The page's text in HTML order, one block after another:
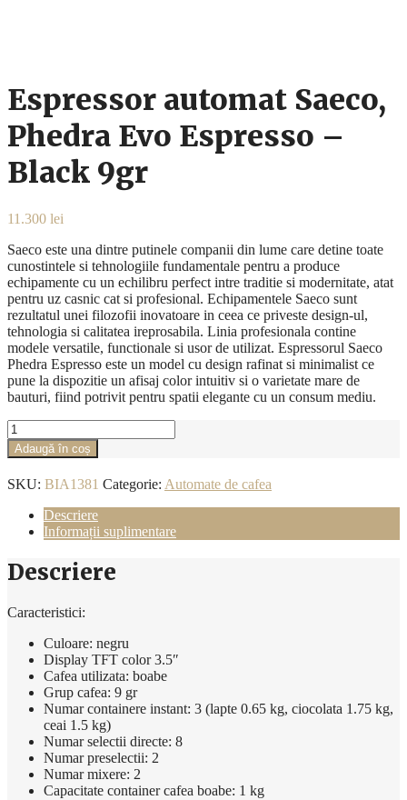
Espressor automat Saeco,
Phedra Evo Espresso –
Black 9gr
11.300 lei
Saeco este una dintre putinele companii din lume care detine toate
cunostintele si tehnologiile fundamentale pentru a produce
echipamente cu un echilibru perfect intre traditie si modernitate, atat
pentru uz casnic cat si profesional. Echipamentele Saeco sunt
rezultatul unei filozofii inovatoare in ceea ce priveste design-ul,
tehnologia si calitatea ireprosabila. Linia profesionala contine
modele versatile, functionale si usor de utilizat. Espressorul Saeco
Phedra Espresso este un model cu design rafinat si minimalist ce
pune la dispozitie un afisaj color intuitiv si o varietate mare de
bauturi, fiind potrivit pentru spatii elegante cu un consum mediu.
Cantitate
Espressor
automat
Saeco,
Phedra
Espresso
9gr
Adaugă în coș
SKU: BIA1381 Categorie: Automate de cafea
Descriere
Informații suplimentare
Descriere
Caracteristici:
Culoare: negru
Display TFT color 3.5″
Cafea utilizata: boabe
Grup cafea: 9 gr
Numar containere instant: 3 (lapte 0.65 kg, ciocolata 1.75 kg,
ceai 1.5 kg)
Numar selectii directe: 8
Numar preselectii: 2
Numar mixere: 2
Capacitate container cafea boabe: 1 kg